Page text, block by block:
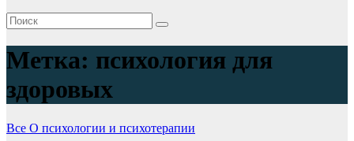
Метка: психология для
здоровых
Все О психологии и психотерапии